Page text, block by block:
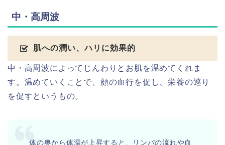
中・高周波
肌への潤い、ハリに効果的
中・高周波によってじんわりとお肌を温めてくれま
す。温めていくことで、顔の血行を促し、栄養の巡り
を促すというもの。
体の奥から体温が上昇すると、リンパの流れや血